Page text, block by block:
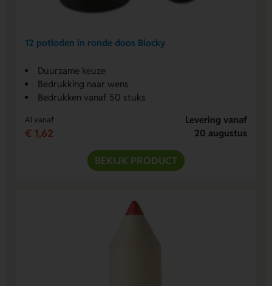
12 potloden in ronde doos Blocky
Duurzame keuze
Bedrukking naar wens
Bedrukken vanaf 50 stuks
Al vanaf
€ 1,62
Levering vanaf
20 augustus
BEKIJK PRODUCT